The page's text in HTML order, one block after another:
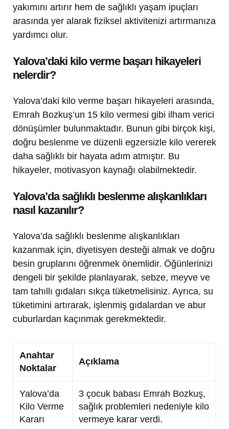
yakımını artırır hem de sağlıklı yaşam ipuçları
arasında yer alarak fiziksel aktivitenizi artırmanıza
yardımcı olur.
Yalova’daki kilo verme başarı hikayeleri
nelerdir?
Yalova’daki kilo verme başarı hikayeleri arasında,
Emrah Bozkuş’un 15 kilo vermesi gibi ilham verici
dönüşümler bulunmaktadır. Bunun gibi birçok kişi,
doğru beslenme ve düzenli egzersizle kilo vererek
daha sağlıklı bir hayata adım atmıştır. Bu
hikayeler, motivasyon kaynağı olabilmektedir.
Yalova’da sağlıklı beslenme alışkanlıkları
nasıl kazanılır?
Yalova’da sağlıklı beslenme alışkanlıkları
kazanmak için, diyetisyen desteği almak ve doğru
besin gruplarını öğrenmek önemlidir. Öğünlerinizi
dengeli bir şekilde planlayarak, sebze, meyve ve
tam tahıllı gıdaları sıkça tüketmelisiniz. Ayrıca, su
tüketimini artırarak, işlenmiş gıdalardan ve abur
cuburlardan kaçınmak gerekmektedir.
Anahtar
Noktalar
Açıklama
Yalova’da
Kilo Verme
Kararı
3 çocuk babası Emrah Bozkuş,
sağlık problemleri nedeniyle kilo
vermeye karar verdi.